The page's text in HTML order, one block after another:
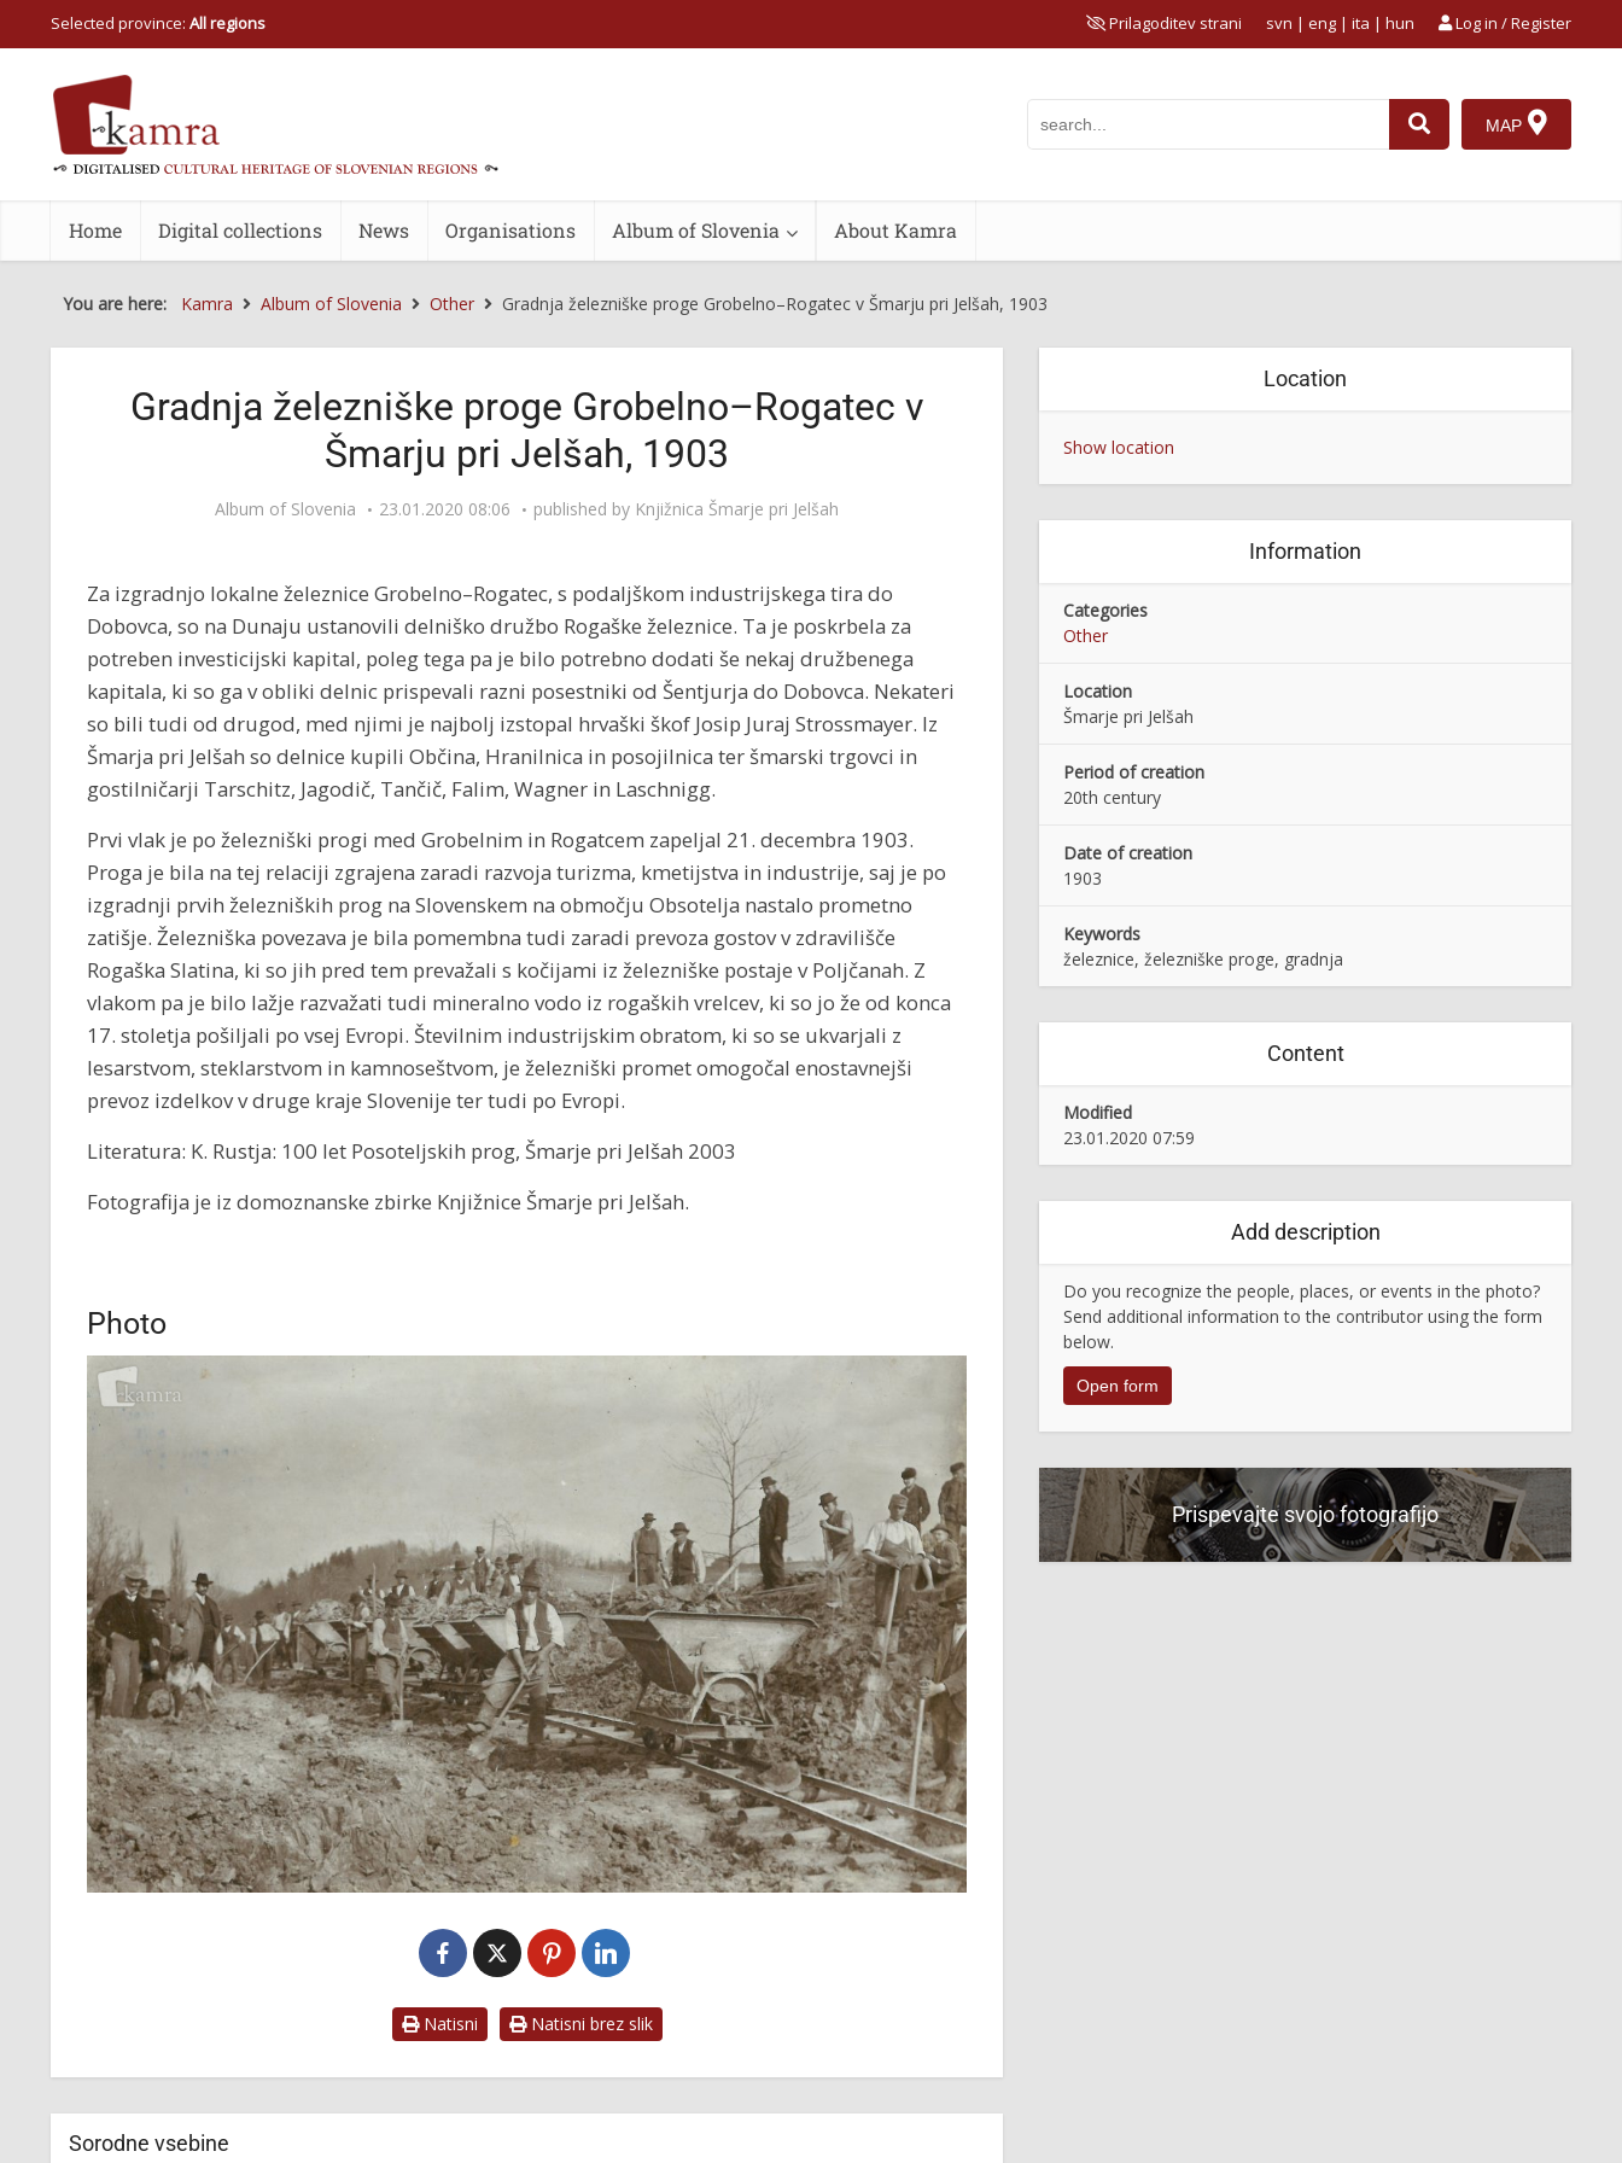
Selected province: All regions Prilagoditev strani Log in / Register
svn | eng | ita | hun
MAP
Home Digital collections News Organisations Album of Slovenia About Kamra
You are here: Kamra Album of Slovenia Other Gradnja železniške proge Grobelno–Rogatec v Šmarju pri Jelšah, 1903
Gradnja železniške proge Grobelno–Rogatec v
Šmarju pri Jelšah, 1903
Album of Slovenia 23.01.2020 08:06 published by Knjižnica Šmarje pri Jelšah
Za izgradnjo lokalne železnice Grobelno–Rogatec, s podaljškom industrijskega tira do
Dobovca, so na Dunaju ustanovili delniško družbo Rogaške železnice. Ta je poskrbela za
potreben investicijski kapital, poleg tega pa je bilo potrebno dodati še nekaj družbenega
kapitala, ki so ga v obliki delnic prispevali razni posestniki od Šentjurja do Dobovca. Nekateri
so bili tudi od drugod, med njimi je najbolj izstopal hrvaški škof Josip Juraj Strossmayer. Iz
Šmarja pri Jelšah so delnice kupili Občina, Hranilnica in posojilnica ter šmarski trgovci in
gostilničarji Tarschitz, Jagodič, Tančič, Falim, Wagner in Laschnigg.
Prvi vlak je po železniški progi med Grobelnim in Rogatcem zapeljal 21. decembra 1903.
Proga je bila na tej relaciji zgrajena zaradi razvoja turizma, kmetijstva in industrije, saj je po
izgradnji prvih železniških prog na Slovenskem na območju Obsotelja nastalo prometno
zatišje. Železniška povezava je bila pomembna tudi zaradi prevoza gostov v zdravilišče
Rogaška Slatina, ki so jih pred tem prevažali s kočijami iz železniške postaje v Poljčanah. Z
vlakom pa je bilo lažje razvažati tudi mineralno vodo iz rogaških vrelcev, ki so jo že od konca
17. stoletja pošiljali po vsej Evropi. Številnim industrijskim obratom, ki so se ukvarjali z
lesarstvom, steklarstvom in kamnoseštvom, je železniški promet omogočal enostavnejši
prevoz izdelkov v druge kraje Slovenije ter tudi po Evropi.
Literatura: K. Rustja: 100 let Posoteljskih prog, Šmarje pri Jelšah 2003
Fotografija je iz domoznanske zbirke Knjižnice Šmarje pri Jelšah.
Photo
Natisni Natisni brez slik
Sorodne vsebine
Location
Show location
Information
Categories
Other
Location
Šmarje pri Jelšah
Period of creation
20th century
Date of creation
1903
Keywords
železnice, železniške proge, gradnja
Content
Modified
23.01.2020 07:59
Add description
Do you recognize the people, places, or events in the photo?
Send additional information to the contributor using the form
below.
Open form
Prispevajte svojo fotografijo